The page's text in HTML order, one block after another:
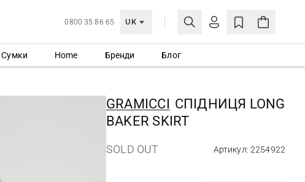
0800 35 86 65 UK
МОЯ ОБЛІКІВКА
Ще не зареєстровані?
СТВОРИТИ ОБЛІКІВКУ
Сумки Home Бренди Блог
GRAMICCI СПІДНИЦЯ LONG
BAKER SKIRT
SOLD OUT Артикул: 2254922